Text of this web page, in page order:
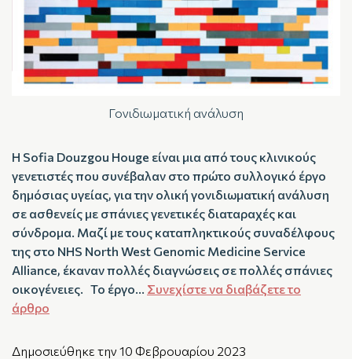
Γονιδιωματική ανάλυση
Η Sofia Douzgou Houge είναι μια από τους κλινικούς
γενετιστές που συνέβαλαν στο πρώτο συλλογικό έργο
δημόσιας υγείας, για την ολική γονιδιωματική ανάλυση
σε ασθενείς με σπάνιες γενετικές διαταραχές και
σύνδρομα. Μαζί με τους καταπληκτικούς συναδέλφους
της στο NHS North West Genomic Medicine Service
Alliance, έκαναν πολλές διαγνώσεις σε πολλές σπάνιες
οικογένειες. Το έργο… Συνεχίστε να διαβάζετε το
άρθρο
Δημοσιεύθηκε την 10 Φεβρουαρίου 2023